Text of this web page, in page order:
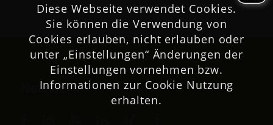
Netzwerk
Diese Webseite verwendet Cookies.
Sie können die Verwendung von
Cookies erlauben, nicht erlauben oder
unter „Einstellungen“ Änderungen der
Einstellungen vornehmen bzw.
Informationen zur Cookie Nutzung
erhalten.